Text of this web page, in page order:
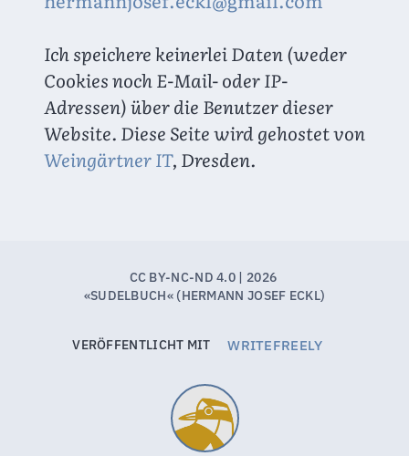
Ich speichere keinerlei Daten (weder
Cookies noch E-Mail- oder IP-
Adressen) über die Benutzer dieser
Weingärtner IT, Dresden.
VERÖFFENTLICHT MIT WRITEFREELY